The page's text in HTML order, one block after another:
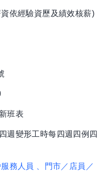
依經驗資歷及績效核薪)
班表
週變形工時每四週四例四
服務人員
、門市／店員／